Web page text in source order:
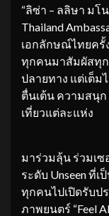
“ลิซ่า – ลลิษา มโ
Thailand
เอกลักษณ์ไทยครั้
ทุกคนมาสัมผัสทุ
ปลายทาง แต่เต็ม
ตื่นเต้น ความสนุ
เที่ยวแต่ละแห่ง
มาร่วมลุ้น ร่วมเ
ระดับ Unseen ที่เ
ทุกคนไปเปิดรับป
ภาพยนตร์ “Feel